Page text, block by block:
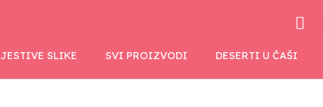
JESTIVE SLIKE SVI PROIZVODI DESERTI U ČAŠI